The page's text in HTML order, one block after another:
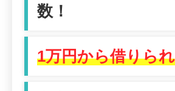
数！
1万円から借りら